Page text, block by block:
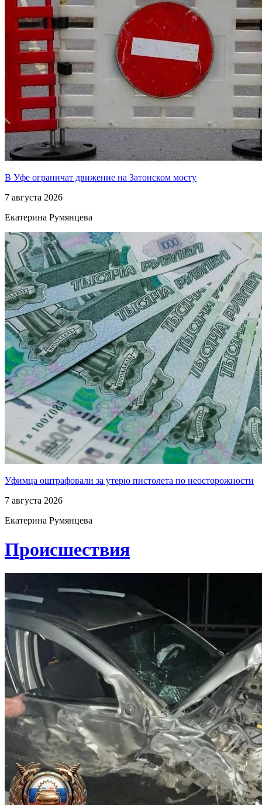
В Уфе ограничат движение на Затонском мосту
7 августа 2026
Екатерина Румянцева
Уфимца оштрафовали за утерю пистолета по неосторожности
7 августа 2026
Екатерина Румянцева
Проиcшествия